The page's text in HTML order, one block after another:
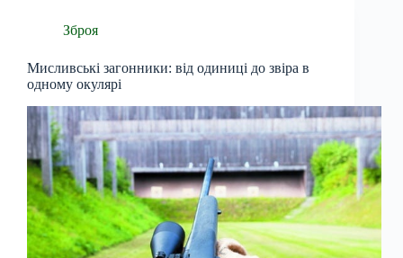
Зброя
Мисливські загонники: від одиниці до звіра в
одному окулярі